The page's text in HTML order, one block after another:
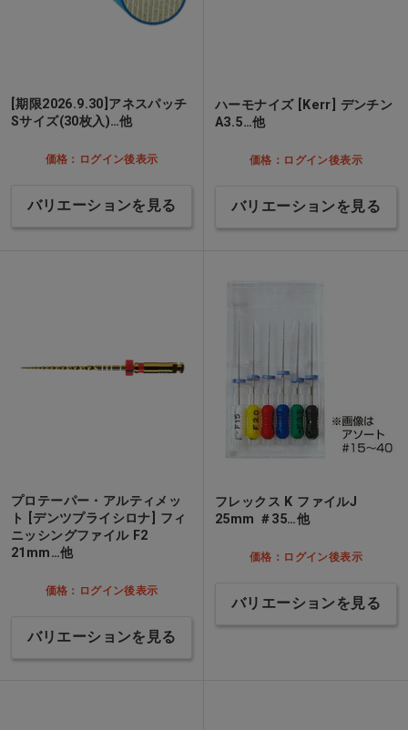
[期限2026.9.30]アネスパッチ
Sサイズ(30枚入)…他
価格：ログイン後表示
バリエーションを見る
ハーモナイズ [Kerr] デンチン
A3.5…他
価格：ログイン後表示
バリエーションを見る
プロテーパー・アルティメッ
ト [デンツプライシロナ] フィ
ニッシングファイル F2
21mm…他
価格：ログイン後表示
バリエーションを見る
フレックス K ファイルJ
25mm ＃35…他
価格：ログイン後表示
バリエーションを見る